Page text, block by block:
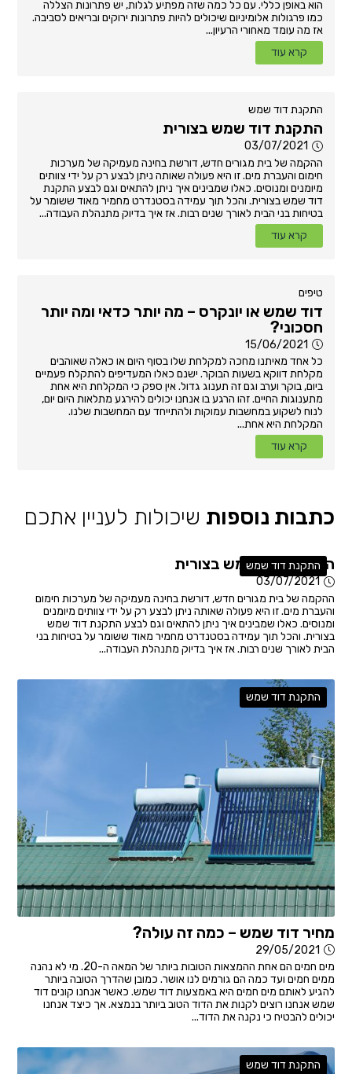
הוא באופן כללי. עם כל כמה שזה מפתיע לגלות, יש פתרונות הצללה
כמו פרגולות אלומיניום שיכולים להיות פתרונות ירוקים ובריאים לסביבה.
אז מה עומד מאחורי הרעיון...
קרא עוד
התקנת דוד שמש
התקנת דוד שמש בצורית
03/07/2021
ההקמה של בית מגורים חדש, דורשת בחינה מעמיקה של מערכות
חימום והעברת מים. זו היא פעולה שאותה ניתן לבצע רק על ידי צוותים
מיומנים ומנוסים. כאלו שמבינים איך ניתן להתאים וגם לבצע התקנת
דוד שמש בצורית. והכל תוך עמידה בסטנדרט מחמיר מאוד ששומר על
בטיחות בני הבית לאורך שנים רבות. אז איך בדיוק מתנהלת העבודה...
קרא עוד
טיפים
דוד שמש או יונקרס – מה יותר כדאי ומה יותר
חסכוני?
15/06/2021
כל אחד מאיתנו מחכה למקלחת שלו בסוף היום או כאלה שאוהבים
מקלחת דווקא בשעות הבוקר. ישנם כאלו המעדיפים להתקלח פעמיים
ביום, בוקר וערב וגם זה תענוג גדול. אין ספק כי המקלחת היא אחת
מתענוגות החיים. זהו הרגע בו אנחנו יכולים להירגע מתלאות היום יום,
לנוח לשקוע במחשבות עמוקות ולהתייחד עם המחשבות שלנו.
המקלחת היא אחת...
קרא עוד
כתבות נוספות שיכולות לעניין אתכם
התקנת דוד שמש
התקנת דוד שמש בצורית
03/07/2021
ההקמה של בית מגורים חדש, דורשת בחינה מעמיקה של מערכות חימום
והעברת מים. זו היא פעולה שאותה ניתן לבצע רק על ידי צוותים מיומנים
ומנוסים. כאלו שמבינים איך ניתן להתאים וגם לבצע התקנת דוד שמש
בצורית. והכל תוך עמידה בסטנדרט מחמיר מאוד ששומר על בטיחות בני
הבית לאורך שנים רבות. אז איך בדיוק מתנהלת העבודה...
התקנת דוד שמש
מחיר דוד שמש – כמה זה עולה?
29/05/2021
מים חמים הם אחת ההמצאות הטובות ביותר של המאה ה-20. מי לא נהנה
ממים חמים ועד כמה הם גורמים לנו אושר. כמובן שהדרך הטובה ביותר
להגיע לאותם מים חמים היא באמצעות דוד שמש. כאשר אנחנו קונים דוד
שמש אנחנו רוצים לקנות את הדוד הטוב ביותר בנמצא. אך כיצד אנחנו
יכולים להבטיח כי נקנה את הדוד...
התקנת דוד שמש